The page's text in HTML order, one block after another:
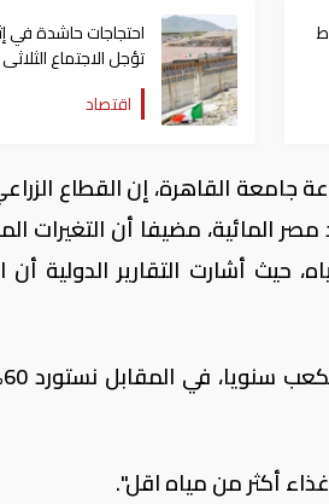
احتجاجات حاشدة في
تؤجل الاجتماع
النهضة
اقتصاد
جامعة القاهرة، إن القطاع
يستهلك ٨٥% من إجمالي موارد مصر المائية، مضيفا أن
أشارت التقارير الدولية أن
أكثر من مياه اقل".